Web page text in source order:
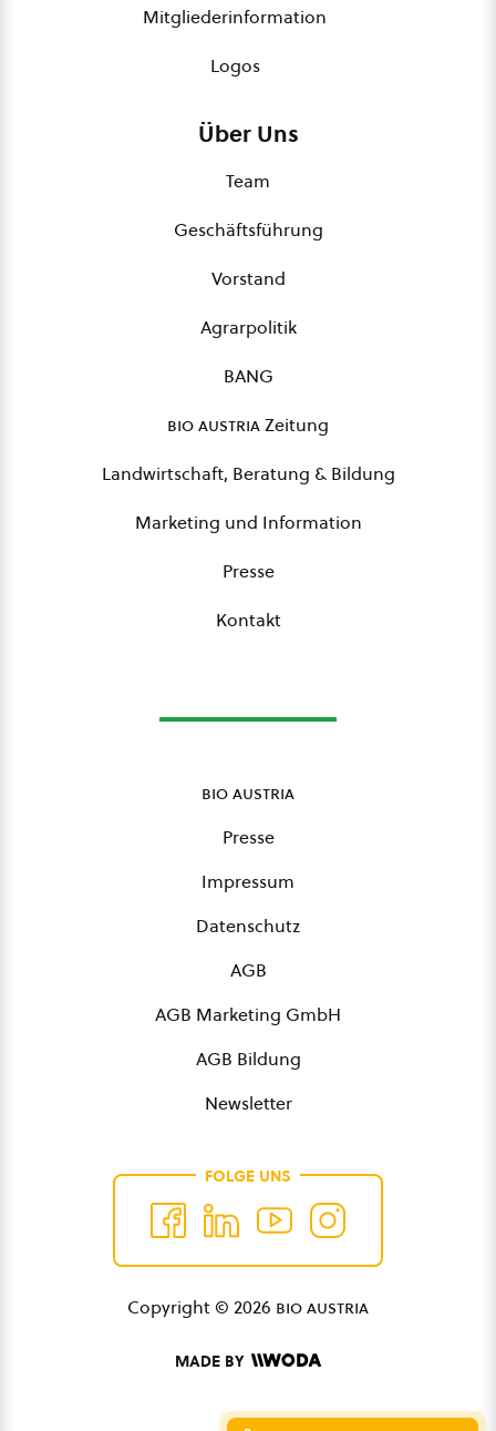
Mitgliederinformation
Logos
Über Uns
Team
Geschäftsführung
Vorstand
Agrarpolitik
BANG
bio austriaZeitung
Landwirtschaft, Beratung & Bildung
Marketing und Information
Presse
Kontakt
bio austria
Presse
Impressum
Datenschutz
AGB
AGB Marketing GmbH
AGB Bildung
Newsletter
FOLGE UNS
Copyright © 2026 bio austria
MADE BY